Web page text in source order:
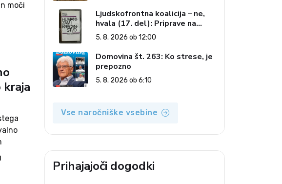
moči
kraja
Ljudskofrontna koalicija – ne,
hvala (17. del): Priprave na
sestop z oblasti – dvorska
opozicija 6: Gramsci na delu:
Revija 2000 in revolucionarna
izvotlitev krščanstva
5. 8. 2026 ob 12:00
Domovina št. 263: Ko strese, je
prepozno
5. 8. 2026 ob 6:10
Vse naročniške vsebine
Prihajajoči dogodki